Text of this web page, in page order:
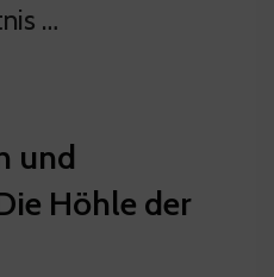
…
und
Höhle der